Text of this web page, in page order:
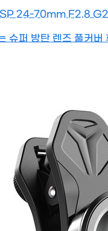
SP 24-70mm F2.8
슈퍼 방탄 렌즈 풀커버